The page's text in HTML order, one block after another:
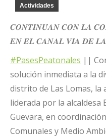
Actividades
𝑪𝑶𝑵𝑻𝑰𝑵𝑼́𝑨𝑵 𝑪𝑶𝑵 𝑳𝑨
𝑬𝑵 𝑬𝑳 𝑪𝑨𝑵𝑨𝑳 𝑽𝑰́𝑨 𝑫𝑬
#PasesPeatonales ||
solución inmediata a la
distrito de Las Lomas,
liderada por la alcaldesa
Guevara, en
Comunales y Medio